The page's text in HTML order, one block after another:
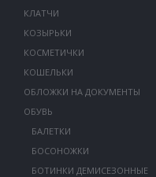
КЛАТЧИ
КОЗЫРЬКИ
КОСМЕТИЧКИ
КОШЕЛЬКИ
ОБЛОЖКИ НА ДОКУМЕНТЫ
ОБУВЬ
БАЛЕТКИ
БОСОНОЖКИ
БОТИНКИ ДЕМИСЕЗОННЫЕ